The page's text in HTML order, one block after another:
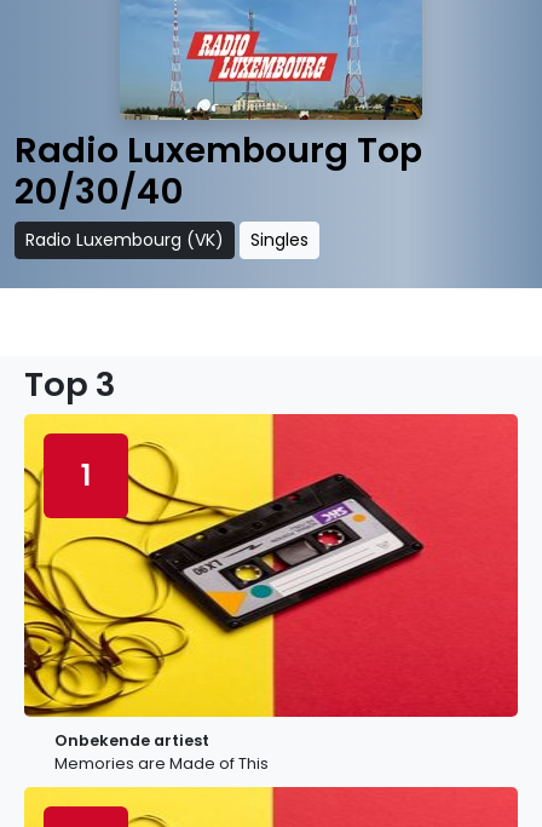
Radio Luxembourg Top
20/30/40
Radio Luxembourg (VK) Singles
Top 3
1
Onbekende artiest
Memories are Made of This